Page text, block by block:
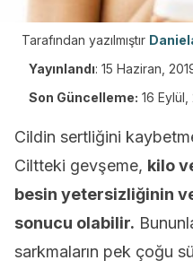
Tarafından yazılmıştır
Yayınlandı: 15 Haziran,
Son Güncelleme: 16
Cildin sertliğini
Ciltteki gevşeme, kilo
besin yetersizliğinin
sonucu olabilir.
sarkmaların pek çoğu